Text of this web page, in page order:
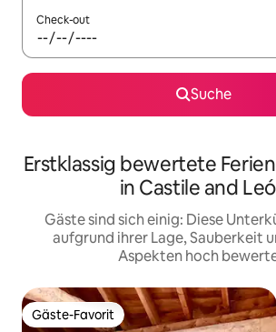
Check-out
Suche
Erstklassig bewertete
in Castile and
Gäste sind sich einig: Diese
aufgrund ihrer Lage, Sauberkeit
Aspekten hoch
Gäste-Favorit
Gäste-Favorit